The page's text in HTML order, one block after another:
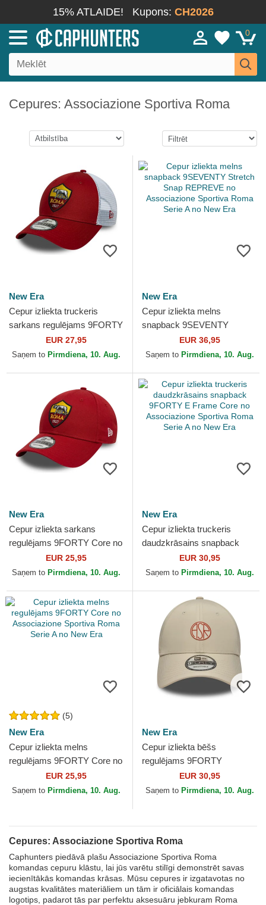
15% ATLAIDE! Kupons: CH2026
0
Cepures: Associazione Sportiva Roma
New Era
Cepur izliekta truckeris
sarkans regulējams 9FORTY
League no Associazione
Sportiva Roma Serie A...
EUR 27,95
Saņem to Pirmdiena, 10. Aug.
New Era
Cepur izliekta melns
snapback 9SEVENTY
Stretch Snap REPREVE no
Associazione Sportiva Roma
EUR 36,95
Saņem to Pirmdiena, 10. Aug.
New Era
Cepur izliekta sarkans
regulējams 9FORTY Core no
Associazione Sportiva Roma
Serie A no New Era
EUR 25,95
Saņem to Pirmdiena, 10. Aug.
New Era
Cepur izliekta truckeris
daudzkrāsains snapback
9FORTY E Frame Core no
Associazione Sportiva
EUR 30,95
Saņem to Pirmdiena, 10. Aug.
(5)
New Era
Cepur izliekta melns
regulējams 9FORTY Core no
Associazione Sportiva Roma
Serie A no New Era
EUR 25,95
Saņem to Pirmdiena, 10. Aug.
New Era
Cepur izliekta bēšs
regulējams 9FORTY
Streetweear no Associazione
Sportiva Roma Serie A no
EUR 30,95
Saņem to Pirmdiena, 10. Aug.
Cepures: Associazione Sportiva Roma
Caphunters piedāvā plašu Associazione Sportiva Roma
komandas cepuru klāstu, lai jūs varētu stilīgi demonstrēt savas
iecienītākās komandas krāsas. Mūsu cepures ir izgatavotas no
augstas kvalitātes materiāliem un tām ir oficiālais komandas
logotips, padarot tās par perfektu aksesuāru jebkuram Roma